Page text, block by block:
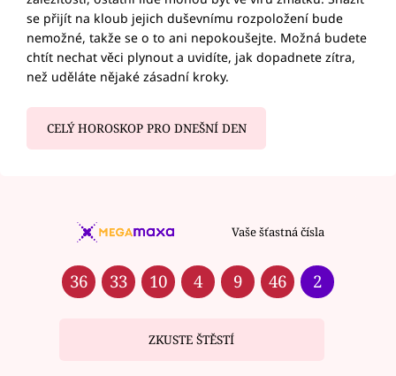
se přijít na kloub jejich duševnímu rozpoložení bude
nemožné, takže se o to ani nepokoušejte. Možná budete
chtít nechat věci plynout a uvidíte, jak dopadnete zítra,
než uděláte nějaké zásadní kroky.
CELÝ HOROSKOP PRO DNEŠNÍ DEN
Vaše šťastná čísla
36 33 10 4 9 46 2
ZKUSTE ŠTĚSTÍ